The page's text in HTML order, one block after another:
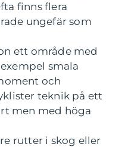
finns flera
ungefär som
ett område med
smala
och
teknik på ett
men med höga
rutter i skog eller